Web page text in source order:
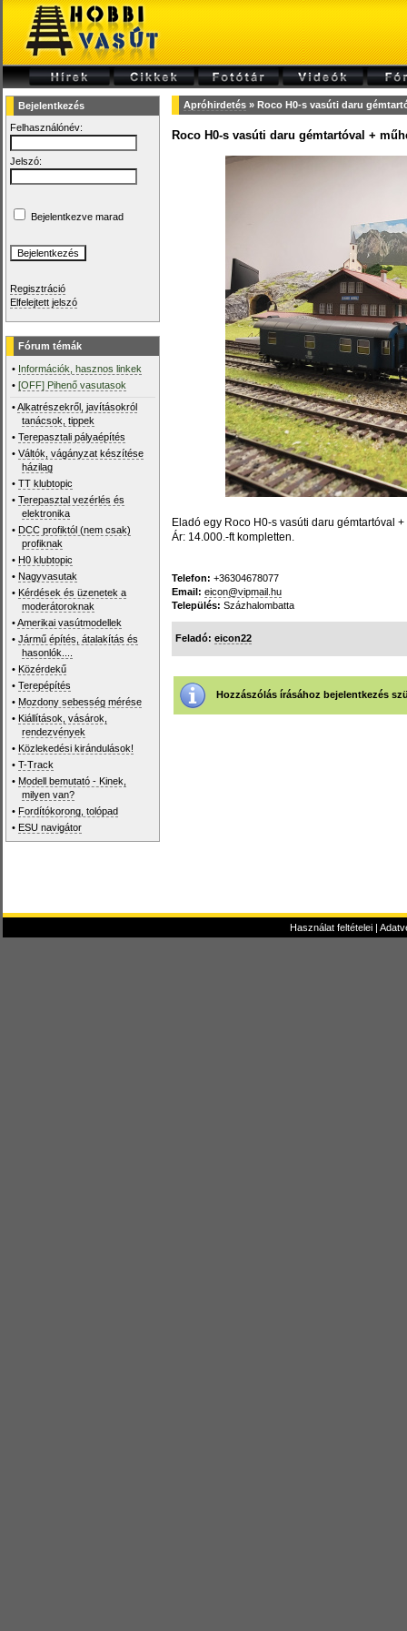
Bejelentkezés
Felhasználónév:
Jelszó:
Bejelentkezve marad
Regisztráció
Elfelejtett jelszó
Fórum témák
• Információk, hasznos linkek
•[OFF] Pihenő vasutasok
•Alkatrészekről, javításokról
tanácsok, tippek
•Terepasztali pályaépítés
•Váltók, vágányzat készítése
házilag
•TT klubtopic
•Terepasztal vezérlés és
elektronika
• DCC profiktól (nem csak)
profiknak
• H0 klubtopic
• Nagyvasutak
• Kérdések és üzenetek a
moderátoroknak
•Amerikai vasútmodellek
•Jármű építés, átalakítás és
hasonlók....
• Közérdekű
•Terepépítés
• Mozdony sebesség mérése
• Kiállítások, vásárok,
rendezvények
• Közlekedési kirándulások!
•T-Track
• Modell bemutató - Kinek,
milyen van?
• Fordítókorong, tolópad
• ESU navigátor
Apróhirdetés » Roco H0-s vasúti daru
Roco H0-s vasúti daru gémtartóval +
Eladó egy Roco H0-s vasúti daru gémtartóval
Ár: 14.000.-ft kompletten.
Telefon: +36304678077
Email: eicon@vipmail.hu
Település: Százhalombatta
Feladó: eicon22
Hozzászólás írásához bejelentkezés
Használat feltételei|